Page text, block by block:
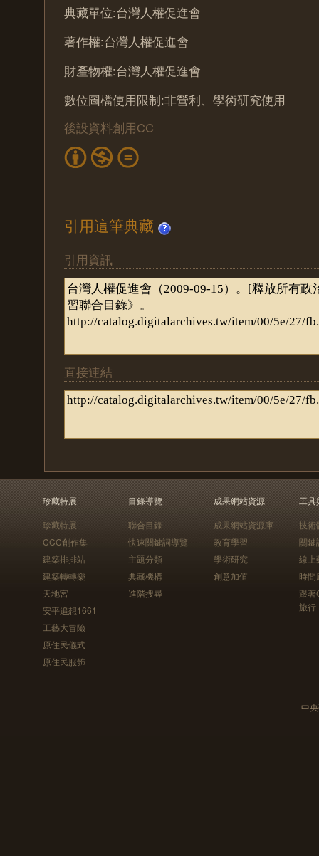
典藏單位:台灣人權促進會
著作權:台灣人權促進會
財產物權:台灣人權促進會
數位圖檔使用限制:非營利、學術研究使用
後設資料創用CC
引用這筆典藏
引用資訊
直接連結
珍藏特展
珍藏特展
CCC創作集
建築排排站
建築轉轉樂
天地宮
安平追想1661
工藝大冒險
原住民儀式
原住民服飾
目錄導覽
聯合目錄
快速關鍵詞導覽
主題分類
典藏機構
進階搜尋
成果網站資源
成果網站資源庫
教育學習
學術研究
創意加值
工具
技術
關鍵
線上
時間
跟
旅行
中